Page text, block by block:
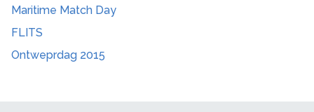
Maritime Match Day
FLITS
Ontweprdag 2015